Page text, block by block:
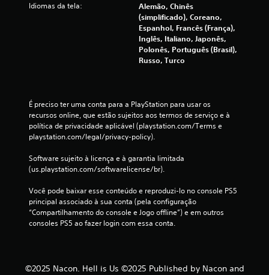
Idiomas da tela:
Alemão, Chinês
(simplificado), Coreano,
Espanhol, Francês (França),
Inglês, Italiano, Japonês,
Polonês, Português (Brasil),
Russo, Turco
É preciso ter uma conta para a PlayStation para usar os
recursos online, que estão sujeitos aos termos de serviço e à
política de privacidade aplicável (playstation.com/Terms e
playstation.com/legal/privacy-policy).
Software sujeito à licença e à garantia limitada
(us.playstation.com/softwarelicense/br).
Você pode baixar esse conteúdo e reproduzi-lo no console PS5
principal associado à sua conta (pela configuração
“Compartilhamento do console e Jogo offline”) e em outros
consoles PS5 ao fazer login com essa conta.
©2025 Nacon. Hell is Us ©2025 Published by Nacon and